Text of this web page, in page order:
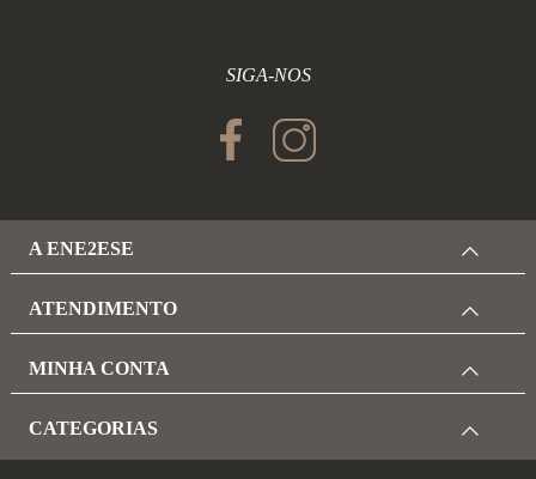
SIGA-NOS
A ENE2ESE
ATENDIMENTO
MINHA CONTA
CATEGORIAS